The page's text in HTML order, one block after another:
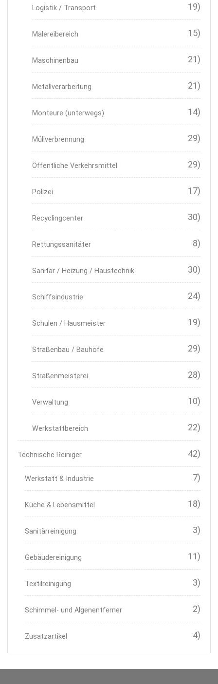
Logistik / Transport 19)
Malereibereich 15)
Maschinenbau 21)
Metallverarbeitung 21)
Monteure (unterwegs) 14)
Müllverbrennung 29)
Öffentliche Verkehrsmittel 29)
Polizei 17)
Recyclingcenter 30)
Rettungssanitäter 8)
Sanitär / Heizung / Haustechnik 30)
Schiffsindustrie 24)
Schulen / Hausmeister 19)
Straßenbau / Bauhöfe 29)
Straßenmeisterei 28)
Verwaltung 10)
Werkstattbereich 22)
Technische Reiniger 42)
Werkstatt & Industrie 7)
Küche & Lebensmittel 18)
Sanitärreinigung 3)
Gebäudereinigung 11)
Textilreinigung 3)
Schimmel- und Algenentferner 2)
Zusatzartikel 4)